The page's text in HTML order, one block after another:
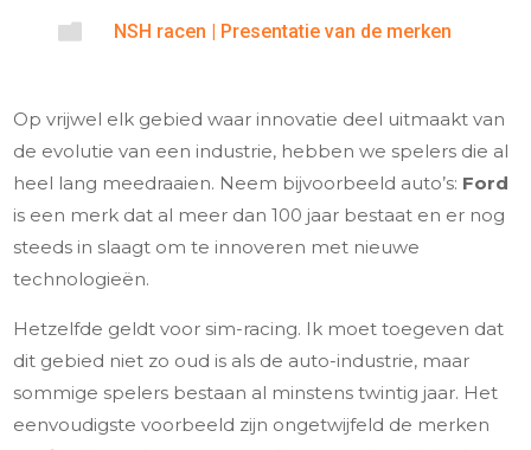
 NSH racen | Presentatie van de merken
Op vrijwel elk gebied waar innovatie deel uitmaakt van
de evolutie van een industrie, hebben we spelers die al
heel lang meedraaien. Neem bijvoorbeeld auto’s: Ford
is een merk dat al meer dan 100 jaar bestaat en er nog
steeds in slaagt om te innoveren met nieuwe
technologieën.
Hetzelfde geldt voor sim-racing. Ik moet toegeven dat
dit gebied niet zo oud is als de auto-industrie, maar
sommige spelers bestaan al minstens twintig jaar. Het
eenvoudigste voorbeeld zijn ongetwijfeld de merken